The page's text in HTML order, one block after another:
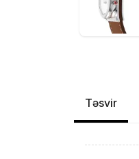
Təsvir